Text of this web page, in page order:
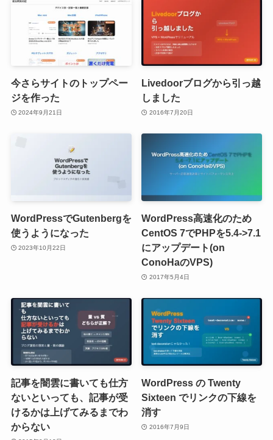
今さらサイトのトップペー
ジを作った
2024年9月21日
Livedoorブログから引っ越
しました
2016年7月20日
WordPressでGutenbergを
使うようになった
2023年10月22日
WordPress高速化のため
CentOS 7でPHPを5.4->7.1
にアップデート(on
ConoHaのVPS)
2017年5月4日
記事を闇雲に書いても仕方
ないといっても、記事が受
けるかは上げてみるまでわ
からない
WordPress の Twenty
Sixteen でリンクの下線を
消す
2016年7月9日